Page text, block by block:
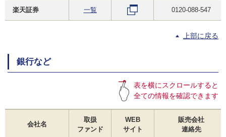
楽天証券 一覧 0120-088-547
上部に戻る
銀行など
表を横にスクロールすると
全ての情報を確認できます
会社名
取扱
ファンド
WEB
サイト
販売会社
連絡先